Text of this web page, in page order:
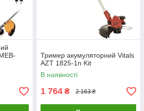
Тример акумуляторний Vitals
AZT 1825-1n Kit
В наявності
1 764 ₴ 2 163 ₴